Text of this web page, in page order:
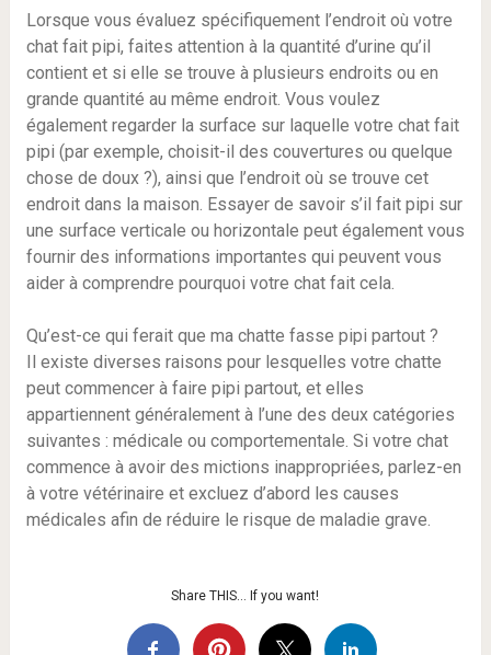
Lorsque vous évaluez spécifiquement l’endroit où votre
chat fait pipi, faites attention à la quantité d’urine qu’il
contient et si elle se trouve à plusieurs endroits ou en
grande quantité au même endroit. Vous voulez
également regarder la surface sur laquelle votre chat fait
pipi (par exemple, choisit-il des couvertures ou quelque
chose de doux ?), ainsi que l’endroit où se trouve cet
endroit dans la maison. Essayer de savoir s’il fait pipi sur
une surface verticale ou horizontale peut également vous
fournir des informations importantes qui peuvent vous
aider à comprendre pourquoi votre chat fait cela.
Qu’est-ce qui ferait que ma chatte fasse pipi partout ?
Il existe diverses raisons pour lesquelles votre chatte
peut commencer à faire pipi partout, et elles
appartiennent généralement à l’une des deux catégories
suivantes : médicale ou comportementale. Si votre chat
commence à avoir des mictions inappropriées, parlez-en
à votre vétérinaire et excluez d’abord les causes
médicales afin de réduire le risque de maladie grave.
Share THIS… If you want!